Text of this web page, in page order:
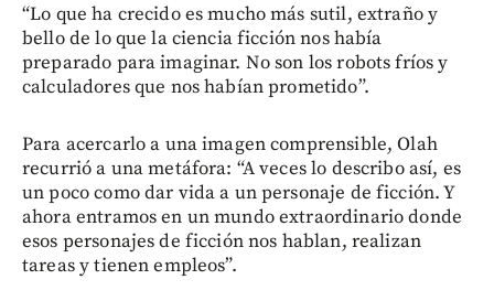
“Lo que ha crecido es mucho más sutil, extraño y
bello de lo que la ciencia ficción nos había
preparado para imaginar. No son los robots fríos y
calculadores que nos habían prometido”.
Para acercarlo a una imagen comprensible, Olah
recurrió a una metáfora: “A veces lo describo así, es
un poco como dar vida a un personaje de ficción. Y
ahora entramos en un mundo extraordinario donde
esos personajes de ficción nos hablan, realizan
tareas y tienen empleos”.